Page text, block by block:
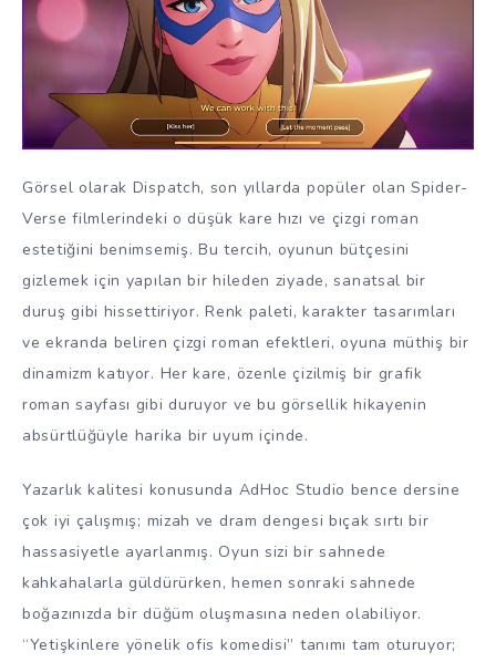
Görsel olarak Dispatch, son yıllarda popüler olan Spider-
Verse filmlerindeki o düşük kare hızı ve çizgi roman
estetiğini benimsemiş. Bu tercih, oyunun bütçesini
gizlemek için yapılan bir hileden ziyade, sanatsal bir
duruş gibi hissettiriyor. Renk paleti, karakter tasarımları
ve ekranda beliren çizgi roman efektleri, oyuna müthiş bir
dinamizm katıyor. Her kare, özenle çizilmiş bir grafik
roman sayfası gibi duruyor ve bu görsellik hikayenin
absürtlüğüyle harika bir uyum içinde.
Yazarlık kalitesi konusunda AdHoc Studio bence dersine
çok iyi çalışmış; mizah ve dram dengesi bıçak sırtı bir
hassasiyetle ayarlanmış. Oyun sizi bir sahnede
kahkahalarla güldürürken, hemen sonraki sahnede
boğazınızda bir düğüm oluşmasına neden olabiliyor.
“Yetişkinlere yönelik ofis komedisi” tanımı tam oturuyor;